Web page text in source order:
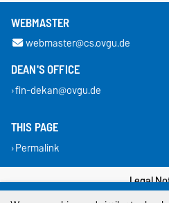
WEBMASTER
webmaster@cs.ovgu.de
DEAN'S OFFICE
fin-dekan@ovgu.de
THIS PAGE
Permalink
Legal